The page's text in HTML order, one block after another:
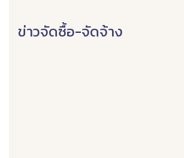
ข่าวจัดซื้อ-จัดจ้าง